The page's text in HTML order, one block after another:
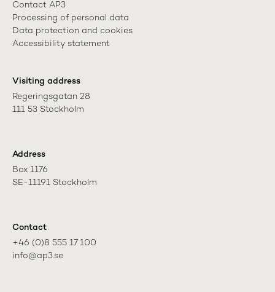
Contact AP3
Processing of personal data
Data protection and cookies
Accessibility statement
Visiting address
Regeringsgatan 28
111 53 Stockholm
Address
Box 1176
SE-11191 Stockholm
Contact
+46 (0)8 555 17 100
info@ap3.se